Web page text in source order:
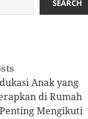
SEARCH
Anak yang
di Rumah
Mengikuti